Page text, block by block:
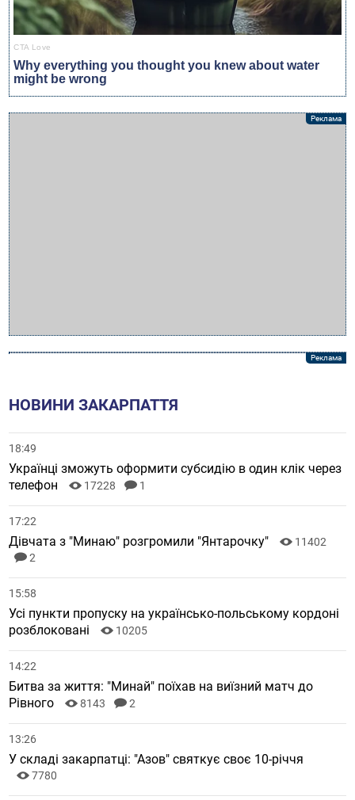
НОВИНИ ЗАКАРПАТТЯ
18:49
Українці зможуть оформити субсидію в один клік через
телефон
17228 1
17:22
Дівчата з "Минаю" розгромили "Янтарочку"
11402
2
15:58
Усі пункти пропуску на українсько-польському кордоні
розблоковані
10205
14:22
Битва за життя: "Минай" поїхав на виїзний матч до
Рівного
8143 2
13:26
У складі закарпатці: "Азов" святкує своє 10-річчя
7780